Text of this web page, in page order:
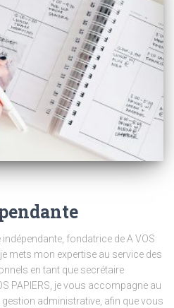
fondatrice de A VOS
mets mon expertise au service des
en tant que secrétaire
PAPIERS, je vous accompagne au
administrative, afin que vous